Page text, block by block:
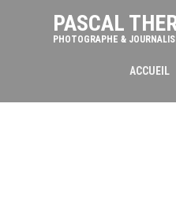
PASCAL
PHOTOGRAPHE &
ACCUEIL